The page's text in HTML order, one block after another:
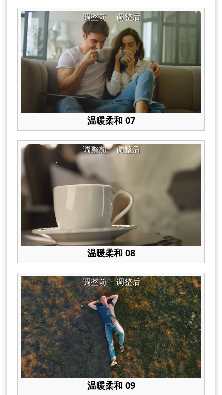
调整后
调整前
温暖柔和 07
调整后
调整前
温暖柔和 08
调整后
调整前
温暖柔和 09